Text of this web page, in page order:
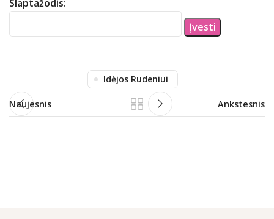
Slaptažodis:
Idėjos Rudeniui
Naujesnis Ankstesnis